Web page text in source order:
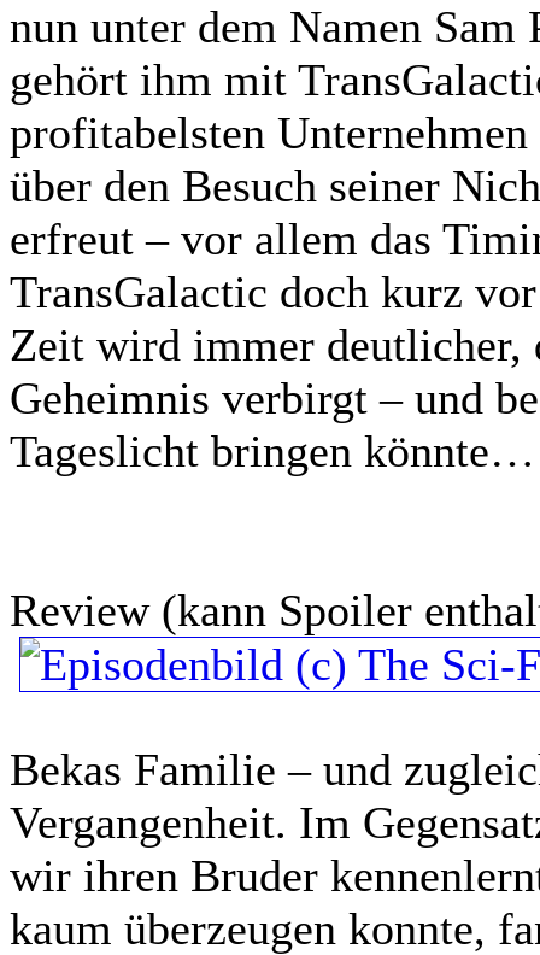
nun unter dem Namen
gehört ihm mit
profitabelsten
über den Besuch seiner
erfreut – vor allem das
TransGalactic doch kurz
Zeit wird immer deutlicher,
Geheimnis verbirgt – und
Tageslicht bringen könnte…
Review (kann Spoiler
Bekas Familie – und
Vergangenheit. Im
wir ihren Bruder
kaum überzeugen konnte,